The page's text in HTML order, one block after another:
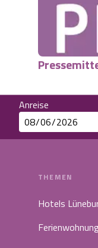
Anreise
THEMEN
Hotels